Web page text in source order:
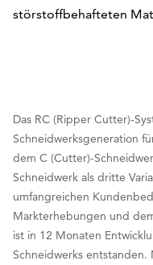
störstoffbehafteten
Das RC (Ripper Cutter)-
Schneidwerksgeneration
dem C (Cutter)-
Schneidwerk als dritte
umfangreichen
Markterhebungen und
ist in 12 Monaten
Schneidwerks